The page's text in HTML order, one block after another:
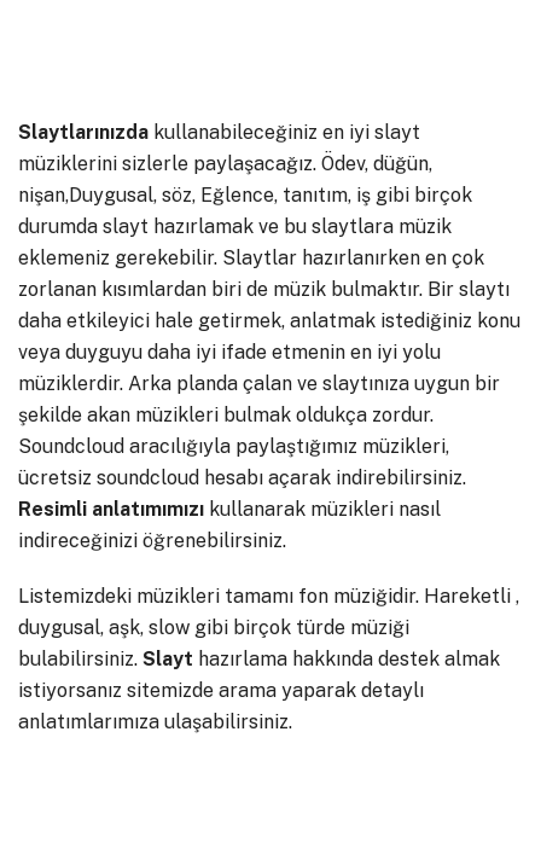
Slaytlarınızda kullanabileceğiniz en iyi slayt
müziklerini sizlerle paylaşacağız. Ödev, düğün,
nişan,Duygusal, söz, Eğlence, tanıtım, iş gibi birçok
durumda slayt hazırlamak ve bu slaytlara müzik
eklemeniz gerekebilir. Slaytlar hazırlanırken en çok
zorlanan kısımlardan biri de müzik bulmaktır. Bir slaytı
daha etkileyici hale getirmek, anlatmak istediğiniz konu
veya duyguyu daha iyi ifade etmenin en iyi yolu
müziklerdir. Arka planda çalan ve slaytınıza uygun bir
şekilde akan müzikleri bulmak oldukça zordur.
Soundcloud aracılığıyla paylaştığımız müzikleri,
ücretsiz soundcloud hesabı açarak indirebilirsiniz.
Resimli anlatımımızı kullanarak müzikleri nasıl
indireceğinizi öğrenebilirsiniz.
Listemizdeki müzikleri tamamı fon müziğidir. Hareketli ,
duygusal, aşk, slow gibi birçok türde müziği
bulabilirsiniz. Slayt hazırlama hakkında destek almak
istiyorsanız sitemizde arama yaparak detaylı
anlatımlarımıza ulaşabilirsiniz.